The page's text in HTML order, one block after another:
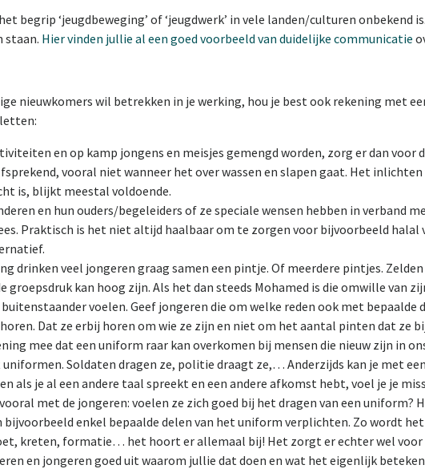
begrip ‘jeugdbeweging’ of ‘jeugdwerk’ in vele landen/culturen onbekend
staan. Hier vinden jullie al een goed voorbeeld van duidelijke communicatie
nieuwkomers wil betrekken in je werking, hou je best ook rekening met
en op kamp jongens en meisjes gemengd worden, zorg er dan
vooral niet wanneer het over wassen en slapen gaat. Het
is, blijkt meestal voldoende.
en hun ouders/begeleiders of ze speciale wensen hebben in verband
Praktisch is het niet altijd haalbaar om te zorgen voor bijvoorbeeld halal
drinken veel jongeren graag samen een pintje. Of meerdere pintjes.
groepsdruk kan hoog zijn. Als het dan steeds Mohamed is die omwille van
voelen. Geef jongeren die om welke reden ook met
Dat ze erbij horen om wie ze zijn en niet om het aantal pinten dat ze
mee dat een uniform raar kan overkomen bij mensen die nieuw zijn in
Soldaten dragen ze, politie draagt ze,… Anderzijds kan je met
als je al een andere taal spreekt en een andere afkomst hebt, voel je je
met de jongeren: voelen ze zich goed bij het dragen van een uniform?
bijvoorbeeld enkel bepaalde delen van het uniform verplichten. Zo wordt het
kreten, formatie… het hoort er allemaal bij! Het zorgt er echter wel
en jongeren goed uit waarom jullie dat doen en wat het eigenlijk